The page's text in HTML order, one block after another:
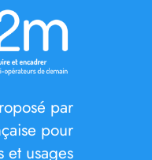
par
pour
et usages